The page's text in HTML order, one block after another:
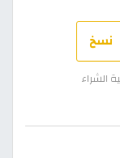
نسخ
الشراء